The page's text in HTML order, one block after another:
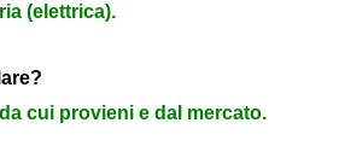
(elettrica).
cui provieni e dal mercato.